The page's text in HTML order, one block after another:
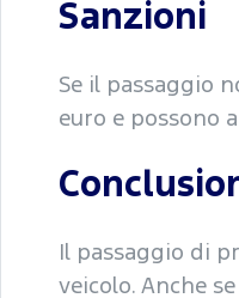
Sanzioni
Se il passaggio
euro e possono
Il passaggio di
veicolo. Anche